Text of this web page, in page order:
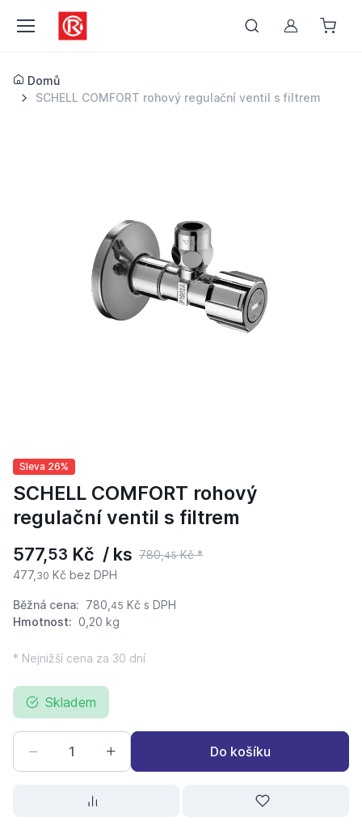
Můj účet
Domů
SCHELL COMFORT rohový regulační ventil s filtrem
Sleva 26%
SCHELL COMFORT rohový
regulační ventil s filtrem
577,53 Kč / ks 780,45Kč *
477, 30 Kč bez DPH
Běžná cena: 780, 45 Kč s DPH
Hmotnost: 0,20 kg
* Nejnižší cena za 30 dní
Skladem
Do košíku